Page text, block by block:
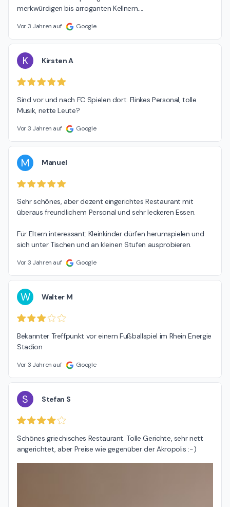
merkwürdigen bis arroganten Kellnern....
Vor 3 Jahren auf Google
K Kirsten A
Sind vor und nach FC Spielen dort. Flinkes Personal, tolle
Musik, nette Leute?
Vor 3 Jahren auf Google
M Manuel
Sehr schönes, aber dezent eingerichtes Restaurant mit
überaus freundlichem Personal und sehr leckeren Essen.
Für Eltern interessant: Kleinkinder dürfen herumspielen und
sich unter Tischen und an kleinen Stufen ausprobieren.
Vor 3 Jahren auf Google
W Walter M
Bekannter Treffpunkt vor einem Fußballspiel im Rhein Energie
Stadion
Vor 3 Jahren auf Google
S Stefan S
Schönes griechisches Restaurant. Tolle Gerichte, sehr nett
angerichtet, aber Preise wie gegenüber der Akropolis :-)